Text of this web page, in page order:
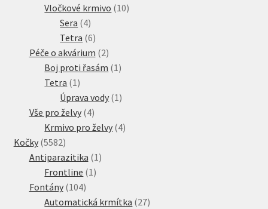
Vločkové krmivo 1010
Sera 44
produkty
Tetra 66
produktů
Péče o akvárium 22
produkty
Boj proti řasám 1 1
Tetra 1 1
produkt
Úprava vody 1 1
Vše pro želvy 44
produkty
Krmivo pro želvy 44
Kočky 55825582
produktů
Antiparazitika 1 1
Frontline 1 1
Fontány 104104
produktů
Automatická krmítka 2727